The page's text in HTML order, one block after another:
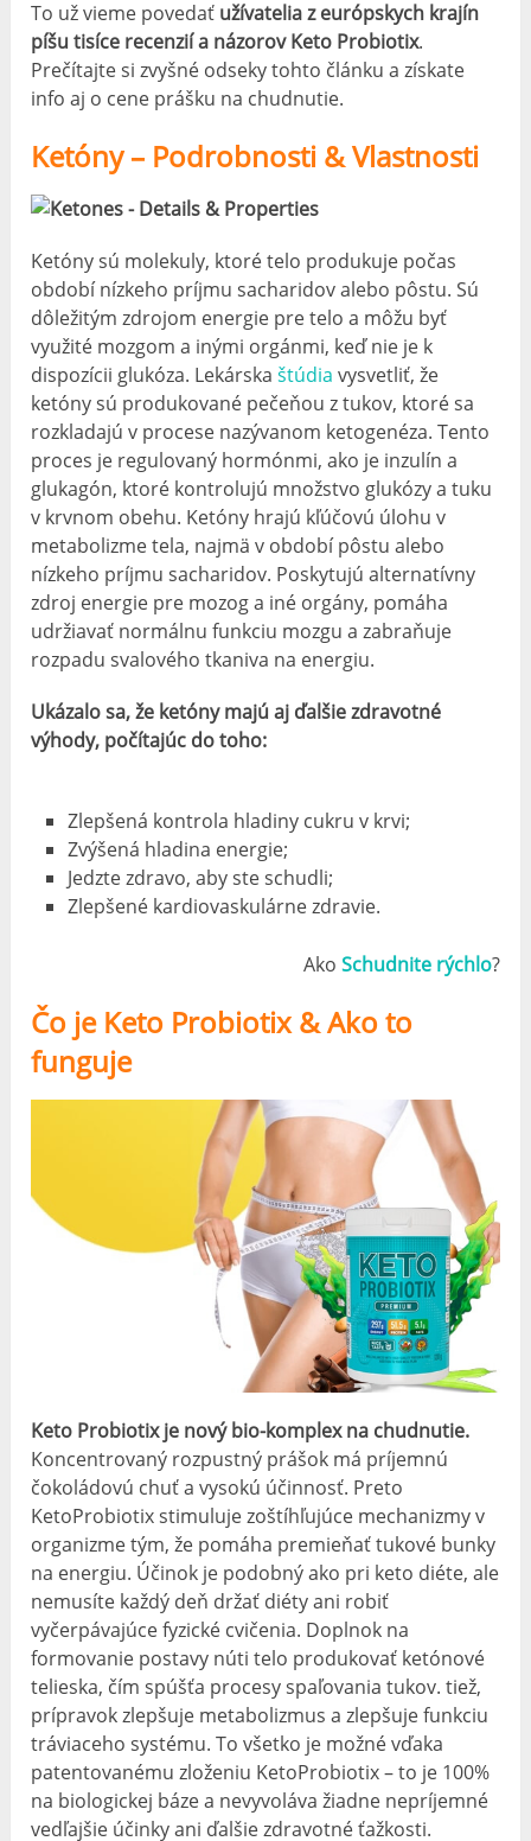
To už vieme povedať užívatelia z európskych krajín
píšu tisíce recenzií a názorov Keto Probiotix.
Prečítajte si zvyšné odseky tohto článku a získate
info aj o cene prášku na chudnutie.
Ketóny – Podrobnosti & Vlastnosti
Ketóny sú molekuly, ktoré telo produkuje počas
období nízkeho príjmu sacharidov alebo pôstu. Sú
dôležitým zdrojom energie pre telo a môžu byť
využité mozgom a inými orgánmi, keď nie je k
dispozícii glukóza. Lekárskaštúdia vysvetliť, že
ketóny sú produkované pečeňou z tukov, ktoré sa
rozkladajú v procese nazývanom ketogenéza. Tento
proces je regulovaný hormónmi, ako je inzulín a
glukagón, ktoré kontrolujú množstvo glukózy a tuku
v krvnom obehu. Ketóny hrajú kľúčovú úlohu v
metabolizme tela, najmä v období pôstu alebo
nízkeho príjmu sacharidov. Poskytujú alternatívny
zdroj energie pre mozog a iné orgány, pomáha
udržiavať normálnu funkciu mozgu a zabraňuje
rozpadu svalového tkaniva na energiu.
Ukázalo sa, že ketóny majú aj ďalšie zdravotné
výhody, počítajúc do toho:
Zlepšená kontrola hladiny cukru v krvi;
Zvýšená hladina energie;
Jedzte zdravo, aby ste schudli;
Zlepšené kardiovaskulárne zdravie.
Ako Schudnite rýchlo?
Čo je Keto Probiotix & Ako to
funguje
Keto Probiotix je nový bio-komplex na chudnutie.
Koncentrovaný rozpustný prášok má príjemnú
čokoládovú chuť a vysokú účinnosť. Preto
KetoProbiotix stimuluje zoštíhľujúce mechanizmy v
organizme tým, že pomáha premieňať tukové bunky
na energiu. Účinok je podobný ako pri keto diéte, ale
nemusíte každý deň držať diéty ani robiť
vyčerpávajúce fyzické cvičenia. Doplnok na
formovanie postavy núti telo produkovať ketónové
telieska, čím spúšťa procesy spaľovania tukov. tiež,
prípravok zlepšuje metabolizmus a zlepšuje funkciu
tráviaceho systému. To všetko je možné vďaka
patentovanému zloženiu KetoProbiotix – to je 100%
na biologickej báze a nevyvoláva žiadne nepríjemné
vedľajšie účinky ani ďalšie zdravotné ťažkosti.